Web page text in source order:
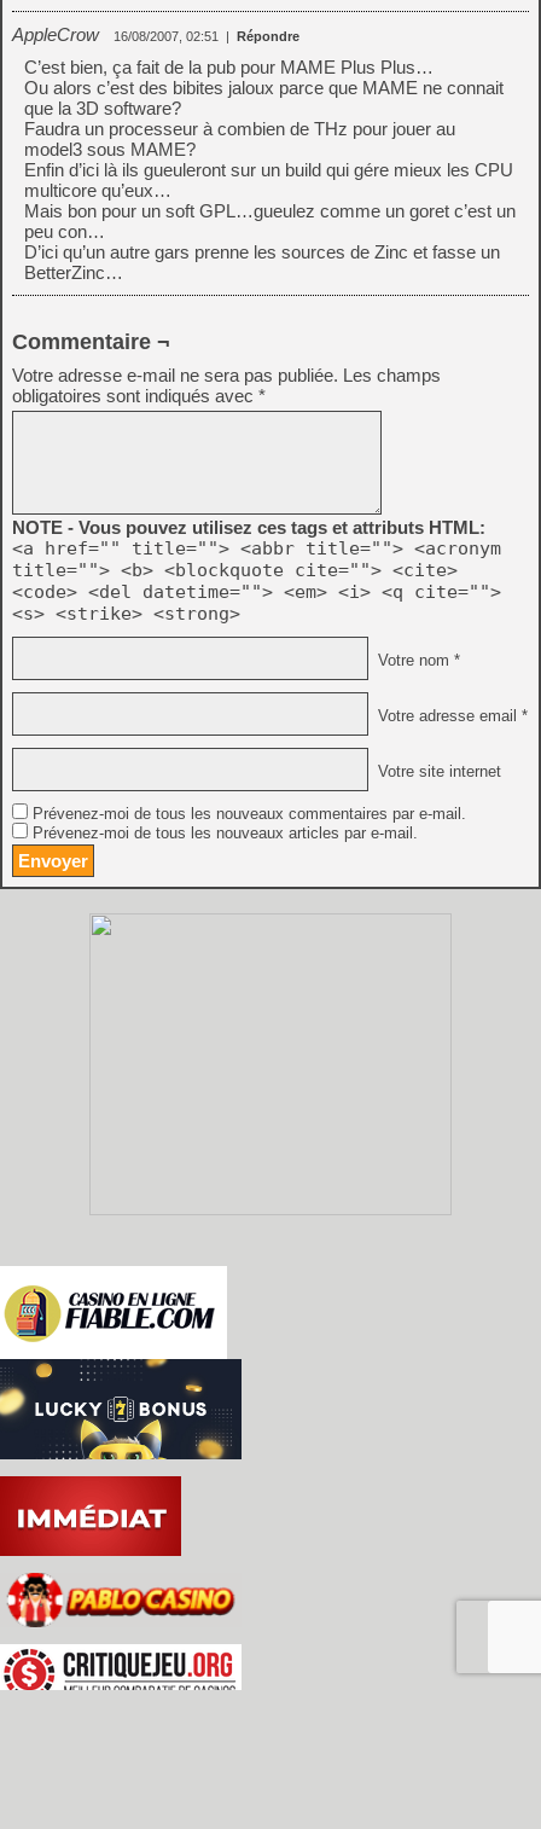
AppleCrow 16/08/2007, 02:51 | Répondre
C’est bien, ça fait de la pub pour MAME Plus Plus…
Ou alors c’est des bibites jaloux parce que MAME ne connait
que la 3D software?
Faudra un processeur à combien de THz pour jouer au
model3 sous MAME?
Enfin d’ici là ils gueuleront sur un build qui gére mieux les CPU
multicore qu’eux…
Mais bon pour un soft GPL…gueulez comme un goret c’est un
peu con…
D’ici qu’un autre gars prenne les sources de Zinc et fasse un
BetterZinc…
Commentaire ¬
Votre adresse e-mail ne sera pas publiée. Les champs
obligatoires sont indiqués avec *
NOTE - Vous pouvez utilisez ces tags et attributs HTML:
<a href="" title=""> <abbr title=""> <acronym
title=""> <b> <blockquote cite=""> <cite>
<code> <del datetime=""> <em> <i> <q cite="">
<s> <strike> <strong>
Votre nom *
Votre adresse email *
Votre site internet
Prévenez-moi de tous les nouveaux commentaires par e-mail.
Prévenez-moi de tous les nouveaux articles par e-mail.